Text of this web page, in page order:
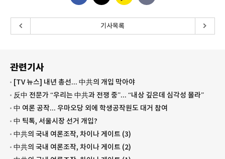
기사목록
관련기사
[TV 뉴스] 내년 총선... 中共의 개입 막아야
反中 전문가 “우리는 中共과 전쟁 중”... “내상 깊은데 심각성 몰라”
中 여론 공작... 우마오당 외에 학생공작원도 대거 참여
中 틱톡, 서울시장 선거 개입?
中共의 국내 여론조작, 차이나 게이트 (3)
中共의 국내 여론조작, 차이나 게이트 (2)